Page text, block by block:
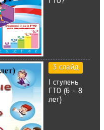
3 слайд
I ступень
ГТО (6 – 8
лет)